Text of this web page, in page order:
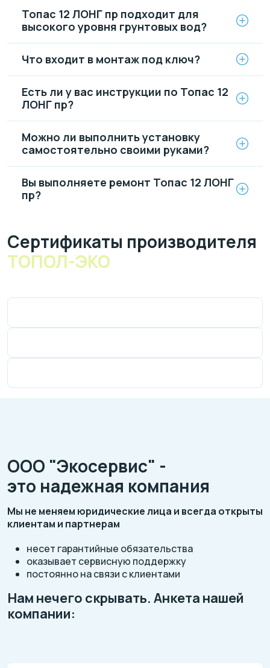
Топас 12 ЛОНГ пр подходит для
высокого уровня грунтовых вод?
Что входит в монтаж под ключ?
Есть ли у вас инструкции по Топас 12
ЛОНГ пр?
Можно ли выполнить установку
самостоятельно своими руками?
Вы выполняете ремонт Топас 12 ЛОНГ
пр?
Cертификаты производителя
ТОПОЛ-ЭКО
ООО "Экосервис" -
это надежная компания
Мы не меняем юридические лица и всегда открыты
клиентам и партнерам
несет гарантийные обязательства
оказывает сервисную поддержку
постоянно на связи с клиентами
Нам нечего скрывать. Анкета нашей
компании: